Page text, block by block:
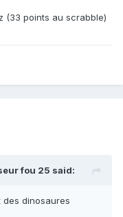
(33 points au scrabble)
fou 25 said:
dinosaures